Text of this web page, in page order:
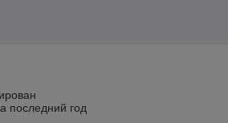
последний год